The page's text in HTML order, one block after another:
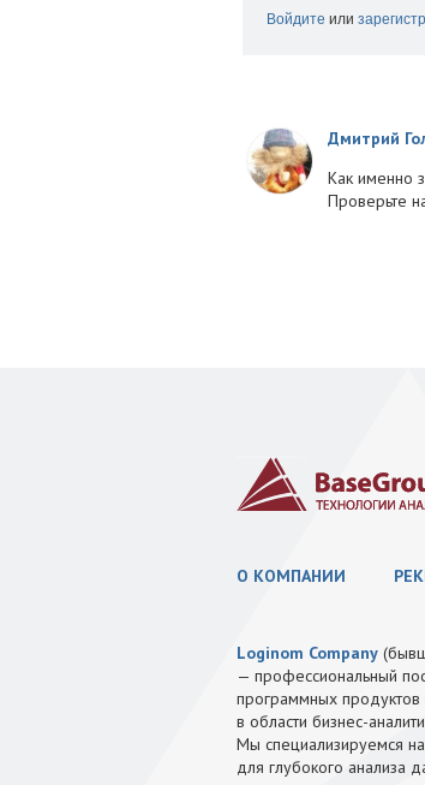
Войдите или
Дмитрий
Как именно
Проверьте
О КОМПАНИИ
Loginom Company
— профессиональный
программных
в области бизнес-
Мы специализируемся
для глубокого анализа